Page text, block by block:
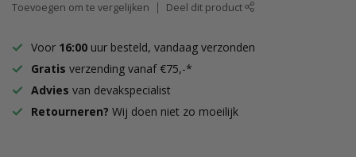
Toevoegen om te vergelijken Deel dit product
Voor 16:00 uur besteld, vandaag verzonden
Gratis verzending vanaf €75,-*
Advies van devakspecialist
Retourneren? Wij doen niet zo moeilijk